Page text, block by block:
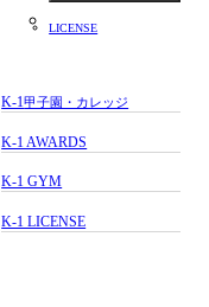
LICENSE
K-1甲子園・カレッジ
K-1 AWARDS
K-1 GYM
K-1 LICENSE